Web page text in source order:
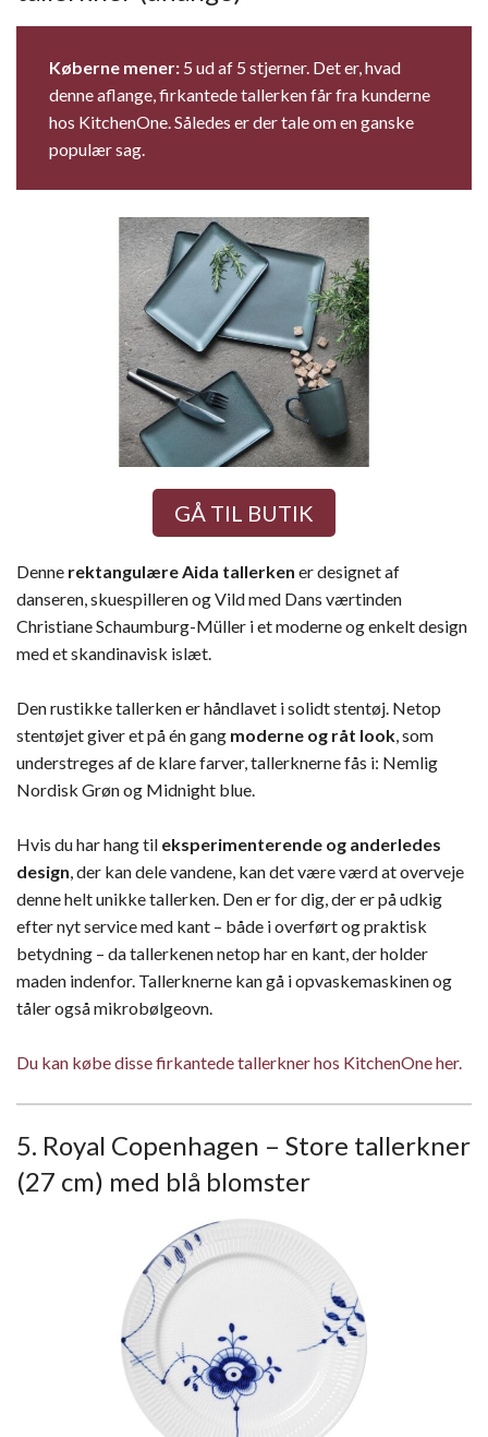
Køberne mener: 5 ud af 5 stjerner. Det er, hvad
denne aflange, firkantede tallerken får fra kunderne
hos KitchenOne. Således er der tale om en ganske
populær sag.
GÅ TIL BUTIK
Denne rektangulære Aida tallerken er designet af
danseren, skuespilleren og Vild med Dans værtinden
Christiane Schaumburg-Müller i et moderne og enkelt design
med et skandinavisk islæt.
Den rustikke tallerken er håndlavet i solidt stentøj. Netop
stentøjet giver et på én gang moderne og råt look, som
understreges af de klare farver, tallerknerne fås i: Nemlig
Nordisk Grøn og Midnight blue.
Hvis du har hang til eksperimenterende og anderledes
design, der kan dele vandene, kan det være værd at overveje
denne helt unikke tallerken. Den er for dig, der er på udkig
efter nyt service med kant – både i overført og praktisk
betydning – da tallerkenen netop har en kant, der holder
maden indenfor. Tallerknerne kan gå i opvaskemaskinen og
tåler også mikrobølgeovn.
Du kan købe disse firkantede tallerkner hos KitchenOne her.
5. Royal Copenhagen – Store tallerkner
(27 cm) med blå blomster